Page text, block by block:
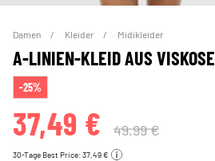
Damen Kleider Midikleider
A-LINIEN-KLEID AUS VISKOSE
-25%
37,49 € 49,99 €
30-Tage Best Price: 37,49 €